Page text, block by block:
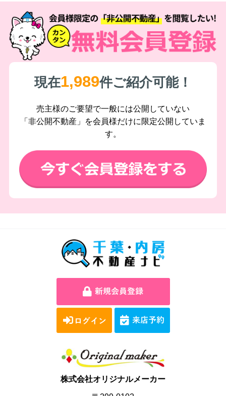
現在1,989件ご紹介可能！
売主様のご要望で一般には公開していない
「非公開不動産」を会員様だけに限定公開していま
す。
株式会社オリジナルメーカー